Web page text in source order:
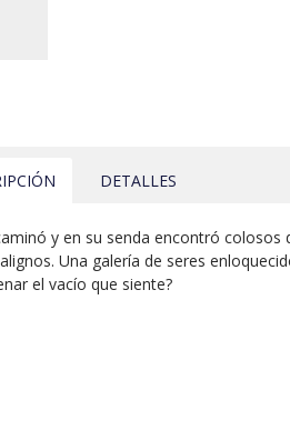
DETALLES
y en su senda encontró
Una galería de seres
el vacío que siente?